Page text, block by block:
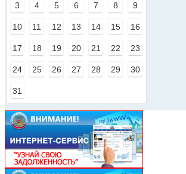
3 4 5 6 7 8 9
10 11 12 13 14 15 16
17 18 19 20 21 22 23
24 25 26 27 28 29 30
31